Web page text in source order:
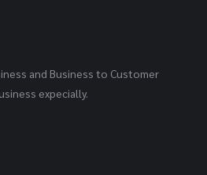
and Business to Customer
expecially.